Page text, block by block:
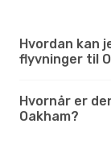
Hvordan kan
flyvninger til
Hvornår er
Oakham?